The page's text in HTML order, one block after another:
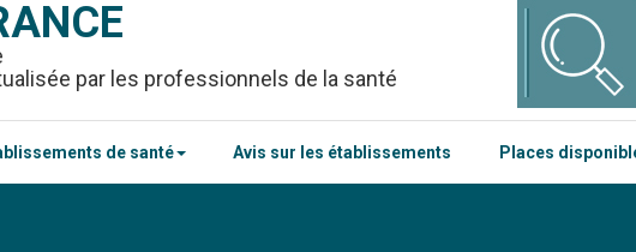
par les professionnels de la santé
de santé Avis sur les établissements Places